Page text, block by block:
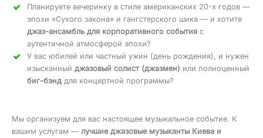
Планируете вечеринку в стиле американских 20-х годов —
эпохи «Сухого закона» и гангстерского шика — и хотите
джаз-ансамбль для корпоративного событияс
аутентичной атмосферой эпохи?
У вас юбилей или частный ужин (день рождения), и нужен
изысканный джазовый солист (джазмен) или полноценный
биг-бэнддля концертной программы?
Мы организуем для вас настоящее музыкальное событие. К
вашим услугам — лучшие джазовые музыканты Киева и